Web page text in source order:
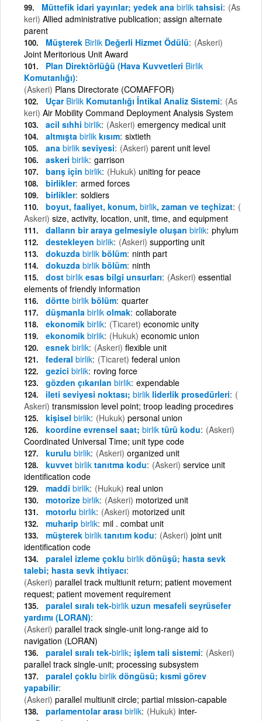
Müttefik idari yayınlar; yedek ana birlik tahsisi (As
keri) Allied administrative publication; assign alternate
parent
Müşterek Birlik Değerli Hizmet Ödülü (Askeri)
Joint Meritorious Unit Award
Plan Direktörlüğü (Hava Kuvvetleri Birlik
Komutanlığı)
(Askeri) Plans Directorate (COMAFFOR)
Uçar Birlik Komutanlığı İntikal Analiz Sistemi (As
keri) Air Mobility Command Deployment Analysis System
acil sıhhi birlik (Askeri) emergency medical unit
altmışta birlik kısım sixtieth
ana birlik seviyesi (Askeri) parent unit level
askeri birlik garrison
barış için birlik (Hukuk) uniting for peace
birlikler armed forces
birlikler soldiers
boyut, faaliyet, konum, birlik, zaman ve teçhizat (
Askeri) size, activity, location, unit, time, and equipment
dalların bir araya gelmesiyle oluşan birlik phylum
destekleyen birlik (Askeri) supporting unit
dokuzda birlik bölüm ninth part
dokuzda birlik bölüm ninth
dost birlik esas bilgi unsurları (Askeri) essential
elements of friendly information
dörtte birlik bölüm quarter
düşmanla birlik olmak collaborate
ekonomik birlik (Ticaret) economic unity
ekonomik birlik (Hukuk) economic union
esnek birlik (Askeri) flexible unit
federal birlik (Ticaret) federal union
gezici birlik roving force
gözden çıkarılan birlik expendable
ileti seviyesi noktası; birlik liderlik prosedürleri (
Askeri) transmission level point; troop leading procedıres
kişisel birlik (Hukuk) personal union
koordine evrensel saat; birlik türü kodu (Askeri)
Coordinated Universal Time; unit type code
kurulu birlik (Askeri) organized unit
kuvvet birlik tanıtma kodu (Askeri) service unit
identification code
maddi birlik (Hukuk) real union
motorize birlik (Askeri) motorized unit
motorlu birlik (Askeri) motorized unit
muharip birlik mil . combat unit
müşterek birlik tanıtım kodu (Askeri) joint unit
identification code
paralel izleme çoklu birlik dönüşü; hasta sevk
talebi; hasta sevk ihtiyacı
(Askeri) parallel track multiunit return; patient movement
request; patient movement requirement
paralel sıralı tek-birlik uzun mesafeli seyrüsefer
yardımı (LORAN)
(Askeri) parallel track single-unit long-range aid to
navigation (LORAN)
paralel sıralı tek-birlik; işlem tali sistemi (Askeri)
parallel track single-unit; processing subsystem
paralel çoklu birlik döngüsü; kısmi görev
yapabilir
(Askeri) parallel multiunit circle; partial mission-capable
parlamentolar arası birlik (Hukuk) inter-